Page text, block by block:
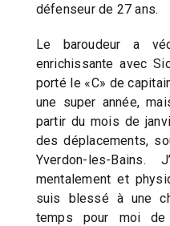
défenseur de 27 ans.
Le baroudeur a
enrichissante avec
porté le «C» de
une super année,
partir du mois de
des déplacements,
Yverdon-les-
mentalement et
suis blessé à une
temps pour moi